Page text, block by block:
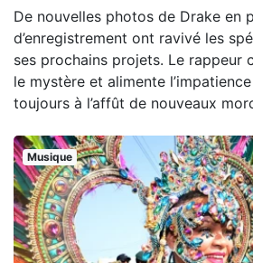
De nouvelles photos de Drake en
d’enregistrement ont ravivé les
ses prochains projets. Le rappeur
le mystère et alimente
toujours à l’affût de nouveaux
Musique